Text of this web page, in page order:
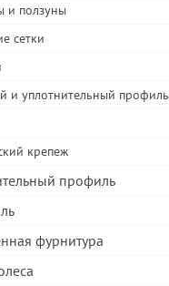
и ползуны
сетки
и уплотнительный профиль
крепеж
профиль
фурнитура